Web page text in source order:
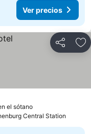
Ver precios
Compartir
el sótanoVer precios
Central Station